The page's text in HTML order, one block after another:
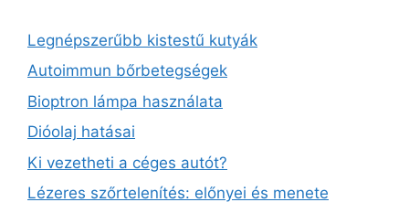
Legnépszerűbb kistestű kutyák
Autoimmun bőrbetegségek
Bioptron lámpa használata
Dióolaj hatásai
Ki vezetheti a céges autót?
Lézeres szőrtelenítés: előnyei és menete